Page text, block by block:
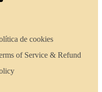
de cookies
of Service & Refund